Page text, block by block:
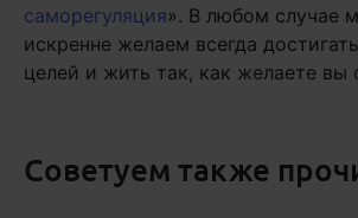
саморегуляция». В любом случае
искренне желаем всегда
целей и жить так, как желаете вы
Советуем также